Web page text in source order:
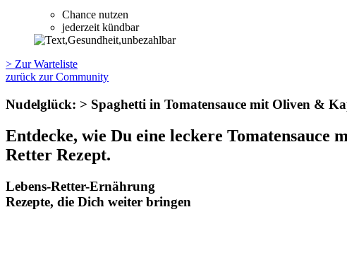
Chance nutzen
jederzeit kündbar
> Zur Warteliste
zurück zur Community
Nudelglück: > Spaghetti in Tomatensauce mit Oliven &
Entdecke, wie Du eine leckere
Retter Rezept.
Lebens-Retter-Ernährung
Rezepte, die Dich weiter bringen